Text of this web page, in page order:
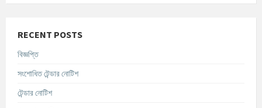
RECENT POSTS
বিজ্ঞপ্তি
সংশোধিত টেন্ডার নোটিশ
টেন্ডার নোটিশ